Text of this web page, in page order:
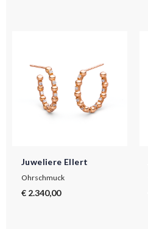
Juweliere Ellert
Ohrschmuck
€ 2.340,00